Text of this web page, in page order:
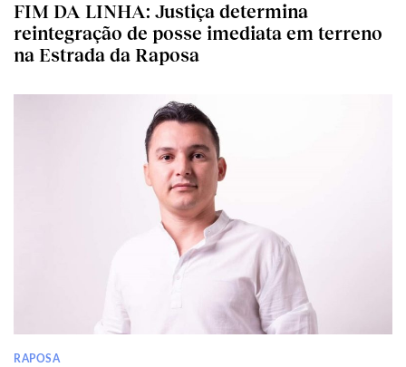
FIM DA LINHA: Justiça determina
reintegração de posse imediata em terreno
na Estrada da Raposa
RAPOSA